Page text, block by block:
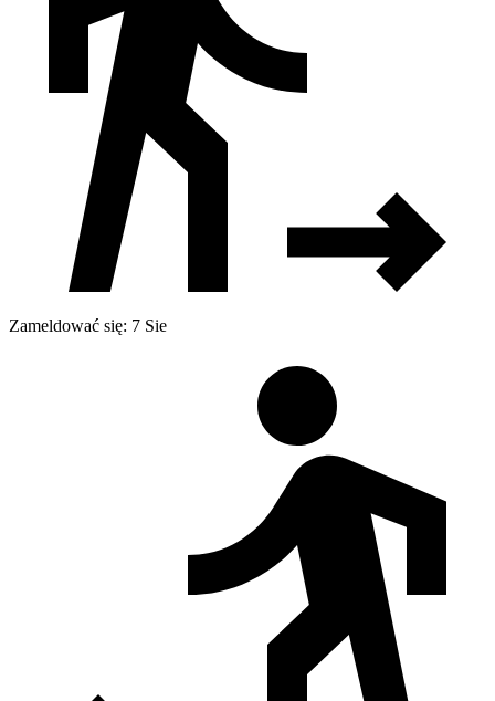
Zameldować się: 7 Sie